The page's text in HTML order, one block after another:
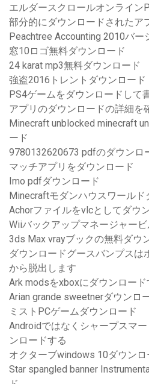
エルダースクロールオンライン
部分的にダウンロードされたア
Peachtree Accounting 2010バ
窓10ロゴ無料ダウンロード
24 karat mp3無料ダウンロード
強盗2016トレントダウンロード
PS4ゲームをダウンロードして
アプリのダウンロードの詳細を
Minecraft unblocked minecraft
ード
9780132620673 pdfのダウンロ
マッチアプリをダウンロード
Imo pdfダウンロード
Minecraftモダンハウスワール
Achorファイルをvlcとしてダウ
Wiiバックアップマネージャー
3ds Max vrayブックの無料ダウ
ダウンロードグースバンプスは
から脱出します
Ark modsをxboxにダウンロー
Arian grande sweetnerダウンロ
ミストPCゲームダウンロード
Androidではなくシャープスマ
ンロードする
オクターブwindows 10ダウンロ
Star spangled banner